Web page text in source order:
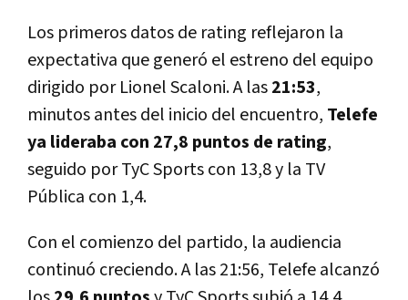
Los primeros datos de rating reflejaron la
expectativa que generó el estreno del equipo
dirigido por Lionel Scaloni. A las21:53,
minutos antes del inicio del encuentro, Telefe
ya lideraba con 27,8 puntos de rating,
seguido por TyC Sports con 13,8 y la TV
Pública con 1,4.
Con el comienzo del partido, la audiencia
continuó creciendo. A las 21:56, Telefe alcanzó